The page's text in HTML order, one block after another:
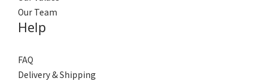
Our Team
Help
FAQ
Delivery & Shipping